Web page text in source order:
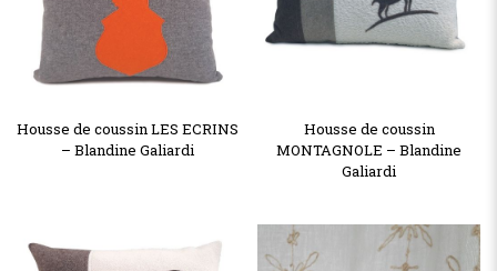
Housse de coussin LES ECRINS
– Blandine Galiardi
Housse de coussin
MONTAGNOLE – Blandine
Galiardi